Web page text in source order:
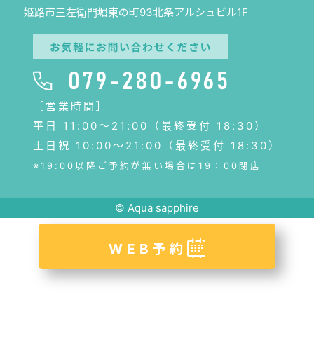
姫路市三左衛門堀東の町93北条アルシュビル1F
［営業時間］
平日 11:00〜21:00（最終受付 18:30）
土日祝 10:00～21:00（最終受付 18:30）
※19:00以降ご予約が無い場合は19：00閉店
© Aqua sapphire
WEB予約